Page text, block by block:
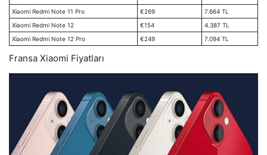
Xiaomi Redmi Note 11 Pro
€269
7.664 TL
Xiaomi Redmi Note 12
€154
4.387 TL
Xiaomi Redmi Note 12 Pro
€249 7.094 TL
Fransa Xiaomi Fiyatları